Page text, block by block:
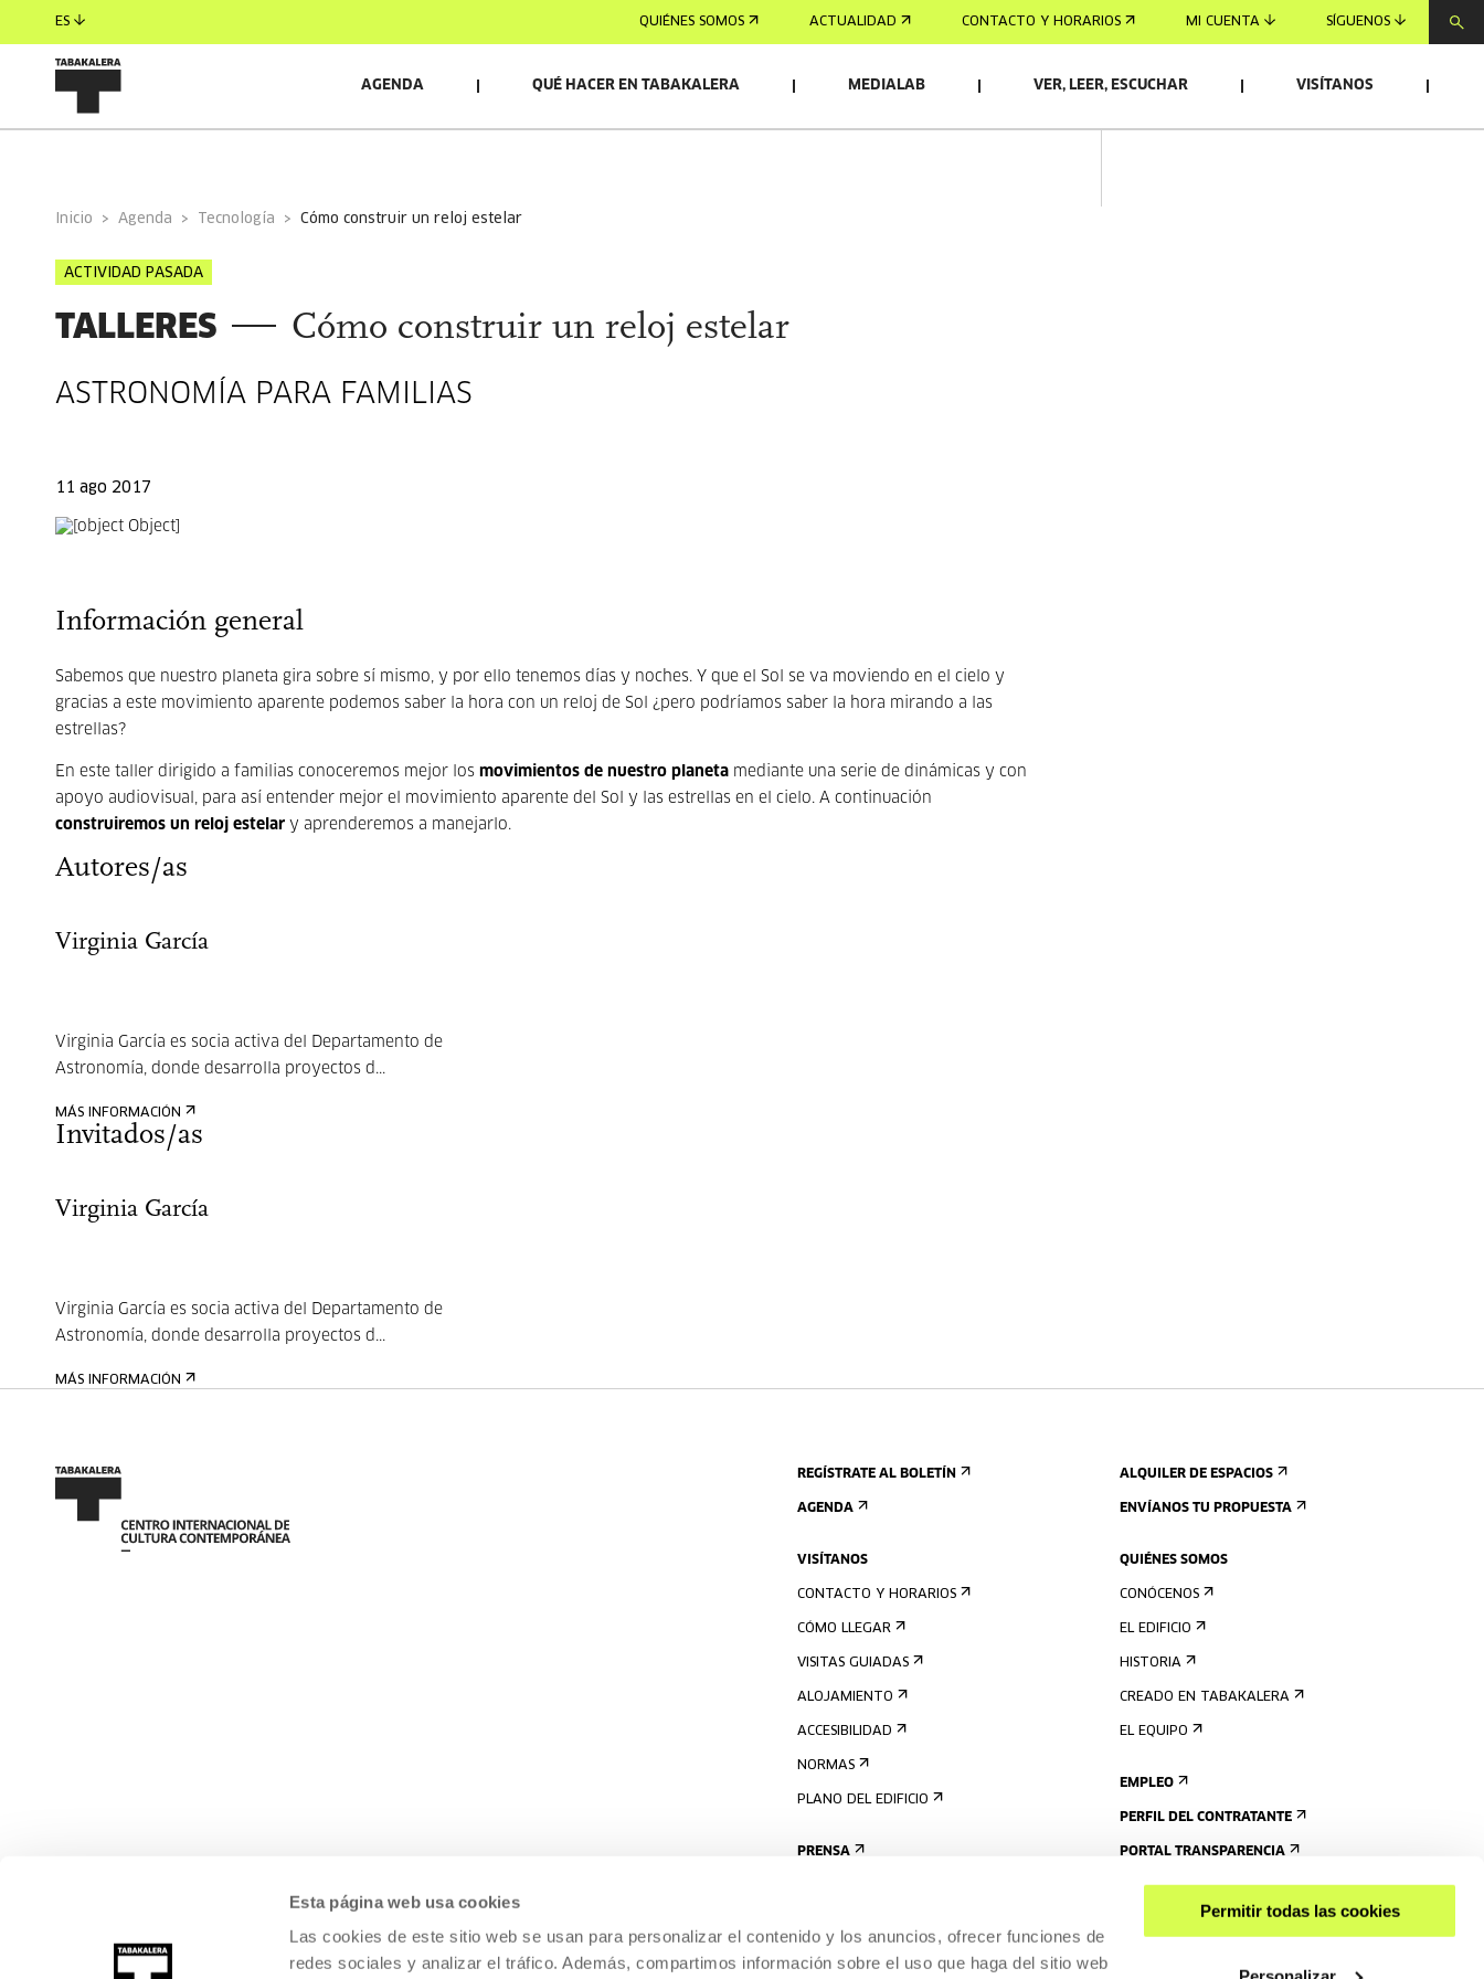
Esta página web usa cookies
Las cookies de este sitio web se usan para personalizar el contenido y los anuncios, ofrecer funciones de
redes sociales y analizar el tráfico. Además, compartimos información sobre el uso que haga del sitio web
Permitir todas las cookies
ES QUIÉNES SOMOS ACTUALIDAD CONTACTO Y HORARIOS MI CUENTA SÍGUENOS
AGENDA QUÉ HACER EN TABAKALERA MEDIALAB VER, LEER, ESCUCHAR VISÍTANOS
Inicio Agenda Tecnología cómo construir un reloj estelar
ACTIVIDAD PASADA
TALLERES Cómo construir un reloj estelar
ASTRONOMÍA PARA FAMILIAS
11 ago 2017
Información general
Sabemos que nuestro planeta gira sobre sí mismo, y por ello tenemos días y noches. Y que el Sol se va moviendo en el cielo y
gracias a este movimiento aparente podemos saber la hora con un reloj de Sol ¿pero podríamos saber la hora mirando a las
estrellas?
En este taller dirigido a familias conoceremos mejor los movimientos de nuestro planeta mediante una serie de dinámicas y con
apoyo audiovisual, para así entender mejor el movimiento aparente del Sol y las estrellas en el cielo. A continuación
construiremos un reloj estelar y aprenderemos a manejarlo.
Autores/as
Virginia García
Virginia García es socia activa del Departamento de
Astronomía, donde desarrolla proyectos d...
MÁS INFORMACIÓN
Invitados/as
Virginia García
Virginia García es socia activa del Departamento de
Astronomía, donde desarrolla proyectos d...
MÁS INFORMACIÓN
REGÍSTRATE AL BOLETÍN
AGENDA
VISÍTANOS
CONTACTO Y HORARIOS
CÓMO LLEGAR
VISITAS GUIADAS
ALOJAMIENTO
ACCESIBILIDAD
NORMAS
PLANO DEL EDIFICIO
PRENSA
ALQUILER DE ESPACIOS
ENVÍANOS TU PROPUESTA
QUIÉNES SOMOS
CONÓCENOS
EL EDIFICIO
HISTORIA
CREADO EN TABAKALERA
EL EQUIPO
EMPLEO
PERFIL DEL CONTRATANTE
PORTAL TRANSPARENCIA